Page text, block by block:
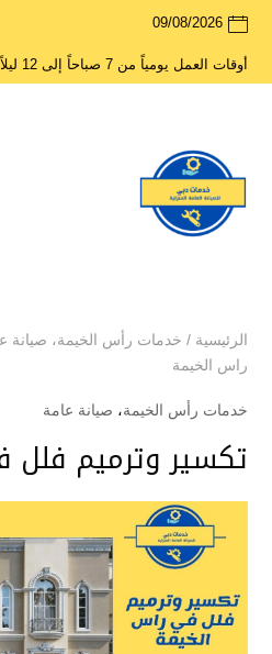
09/08/2026
أوقات العمل يومياً من 7 صباحاً إلى 12 ليلاً
الرئيسية / خدمات رأس الخيمة، صيانة
راس الخيمة
خدمات رأس الخيمة، صيانة عامة
تكسير وترميم